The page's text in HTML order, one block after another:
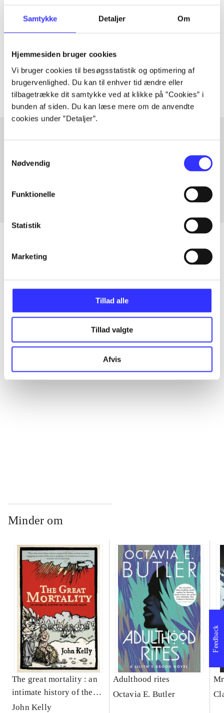
Samtykke Detaljer Om
Hjemmesiden bruger cookies
Vi bruger cookies til besøgsstatistik og optimering af
brugervenlighed. Du kan til enhver tid ændre eller
tilbagetrække dit samtykke ved at klikke på ”Cookies” i
bunden af siden. Du kan læse mere om de anvendte
cookies under ”Detaljer”.
Nødvendig
Funktionelle
Statistik
Marketing
Tillad alle
Tillad valgte
Afvis
Tidsskrift
Artiklerne i handler ofte om
Artikler med samme emner
...
...
...
Minder om
The great mortality : an
intimate history of the
black death
John Kelly
Adulthood rites
Octavia E. Butler
Feedback